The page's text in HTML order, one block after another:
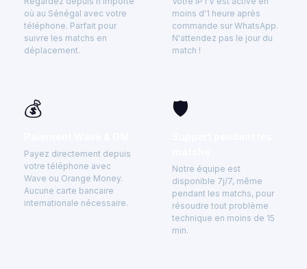
où au Sénégal avec votre
téléphone. Parfait pour
suivre les matchs en
déplacement.
moins d'1 heure après
commande sur WhatsApp.
N'attendez pas le jour du
match !
💰
Payez directement depuis
votre téléphone avec
Wave ou Orange Money.
Aucune carte bancaire
internationale nécessaire.
🛡️
Notre équipe est
disponible 7j/7, même
pendant les matchs, pour
résoudre tout problème
technique en moins de 15
min.